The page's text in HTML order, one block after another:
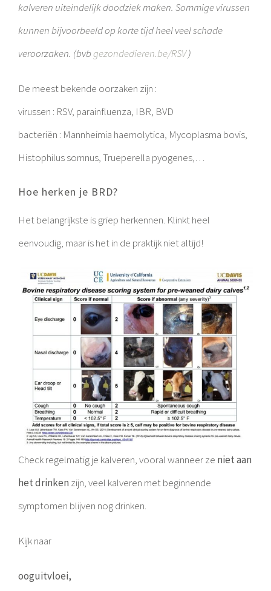
kalveren uiteindelijk doodziek maken. Sommige virussen
kunnen bijvoorbeeld op korte tijd heel veel schade
veroorzaken. (bvbgezondedieren.be/RSV)
De meest bekende oorzaken zijn :
virussen : RSV, parainfluenza, IBR, BVD
bacteriën : Mannheimia haemolytica, Mycoplasma bovis,
Histophilus somnus, Trueperella pyogenes,…
Hoe herken je BRD?
Het belangrijkste is griep herkennen. Klinkt heel
eenvoudig, maar is het in de praktijk niet altijd!
Check regelmatig je kalveren, vooral wanneer ze niet aan
het drinken zijn, veel kalveren met beginnende
symptomen blijven nog drinken.
Kijk naar
ooguitvloei,